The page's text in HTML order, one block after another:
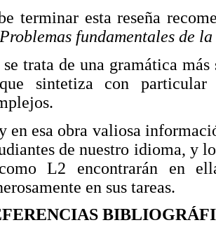
terminar esta reseña
Problemas fundamentales de
trata de una gramática
sintetiza con particular
en esa obra valiosa
de nuestro idioma, y
L2 encontrarán en
en sus tareas.